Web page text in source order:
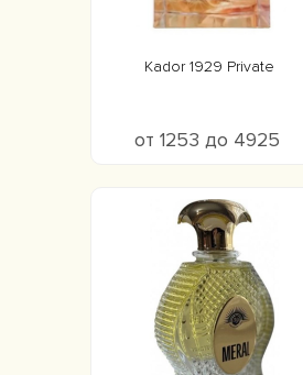
Kador 1929 Private
от 1253 до 4925